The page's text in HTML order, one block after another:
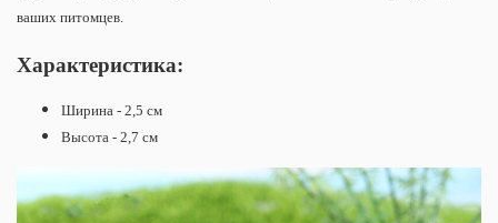
ваших питомцев.
Характеристика:
Ширина - 2,5 см
Высота - 2,7 см